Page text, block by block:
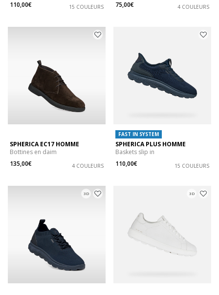
110,00€
15 COULEURS
75,00€
4 COULEURS
SPHERICA EC17 HOMME
Bottines en daim
135,00€
4 COULEURS
FAST IN SYSTEM
SPHERICA PLUS HOMME
Baskets slip in
110,00€
15 COULEURS
3D 3D